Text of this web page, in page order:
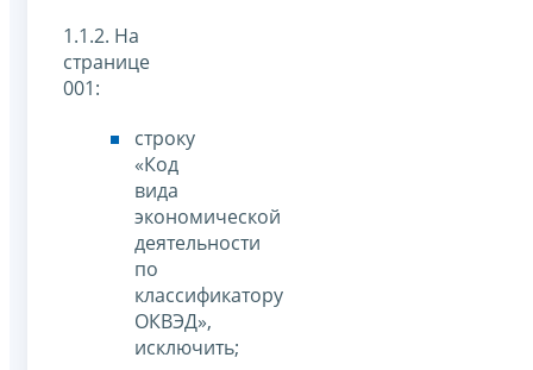
1.1.2. На
странице
001:
строку
«Код
вида
экономической
деятельности
по
классификатору
ОКВЭД»,
исключить;